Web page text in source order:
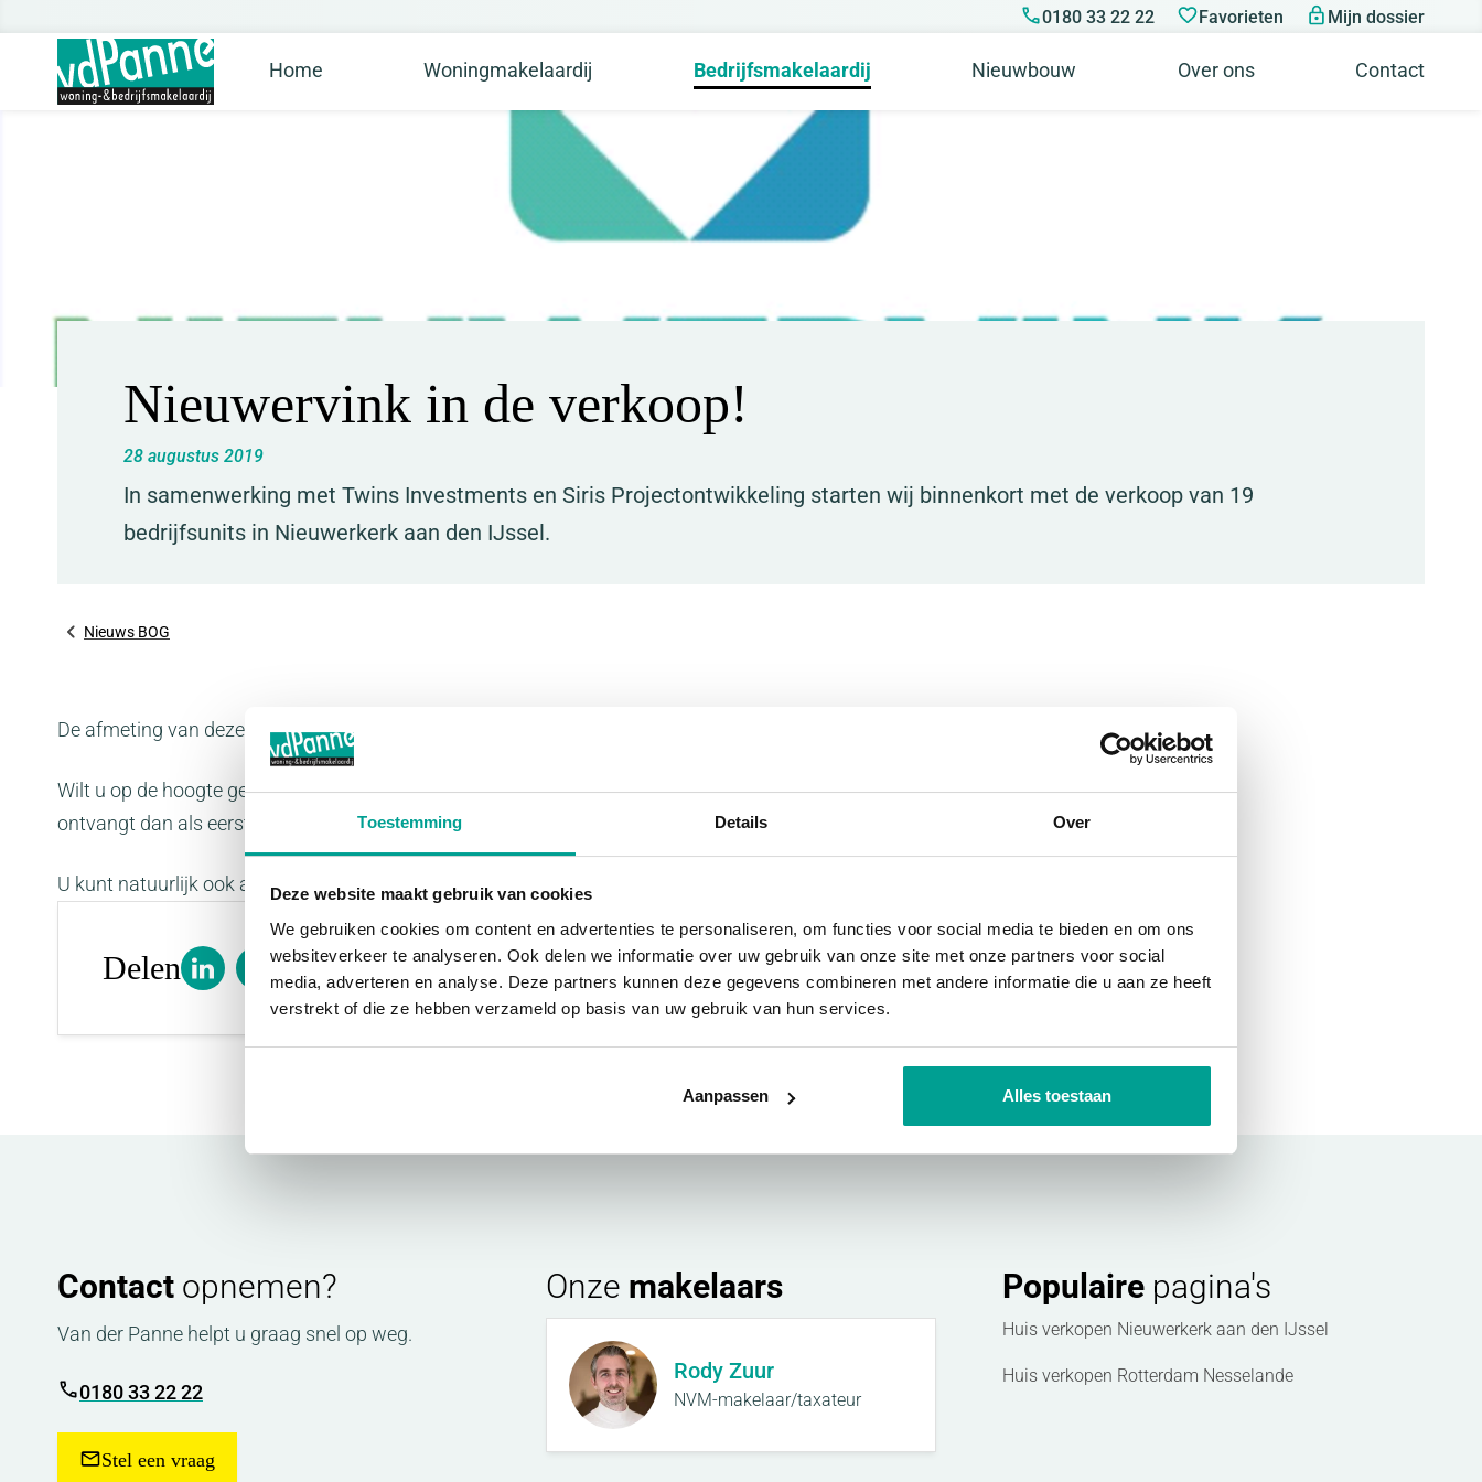
Toestemming Details Over
Deze website maakt gebruik van cookies
We gebruiken cookies om content en advertenties te personaliseren, om functies voor social media te bieden en om ons
websiteverkeer te analyseren. Ook delen we informatie over uw gebruik van onze site met onze partners voor social
media, adverteren en analyse. Deze partners kunnen deze gegevens combineren met andere informatie die u aan ze heeft
verstrekt of die ze hebben verzameld op basis van uw gebruik van hun services.
Aanpassen Alles toestaan
0180 33 22 22 Favorieten Mijn dossier
Home Woningmakelaardij Bedrijfsmakelaardij Nieuwbouw Over ons Contact
Nieuwervink in de verkoop!
28 augustus 2019
In samenwerking met Twins Investments en Siris Projectontwikkeling starten wij binnenkort met de verkoop van 19
bedrijfsunits in Nieuwerkerk aan den IJssel.
Nieuws BOG
De afmeting van deze units varieert van circa 69 m² tot 188 m² op de begane grond.
Wilt u op de hoogte gehouden worden over dit project, neem danhiereen kijkje op en laat uw gegevens achter. U
ontvangt dan als eerste bericht over de voortgang van dit project.
U kunt natuurlijk ook altijd contact opnemen met ons kantoor, wij staan klaar om al uw vragen te beantwoorden.
Delen
Contact opnemen?
Van der Panne helpt u graag snel op weg.
0180 33 22 22
Stel een vraag
Onze makelaars
Rody Zuur
NVM-makelaar/taxateur
Populairepagina's
Huis verkopen Nieuwerkerk aan den IJssel
Huis verkopen Rotterdam Nesselande